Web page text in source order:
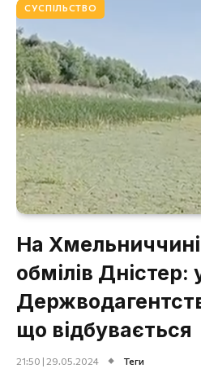
СУСПІЛЬСТВО
На Хмельниччині
обмілів Дністер:
що відбувається
21:50 | 29.05.2024 Теги